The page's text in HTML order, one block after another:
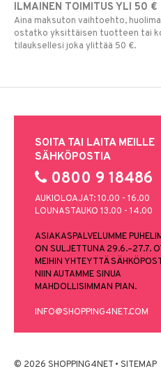
ILMAINEN TOIMITUS YLI 50 €
Aina maksuton vaihtoehto,
ostatko yksittäisen tuotteen tai
tilauksellesi joka ylittää 50 €.
SOITA TAI LAITA MEILLE
SÄHKÖPOSTIA
0800 9 18486
AUKIOLOAJAT: 10.00 - 16.00
LOUNASTAUKO 13.00 - 14.00
ASIAKASPALVELUMME
ON SULJETTUNA 29.6.–27.7.
MEIHIN YHTEYTTÄ
NIIN AUTAMME SINUA
MAHDOLLISIMMAN PIAN.
INFO@SHOPPING4NET.COM
© 2026 SHOPPING4NET • SITEMAP